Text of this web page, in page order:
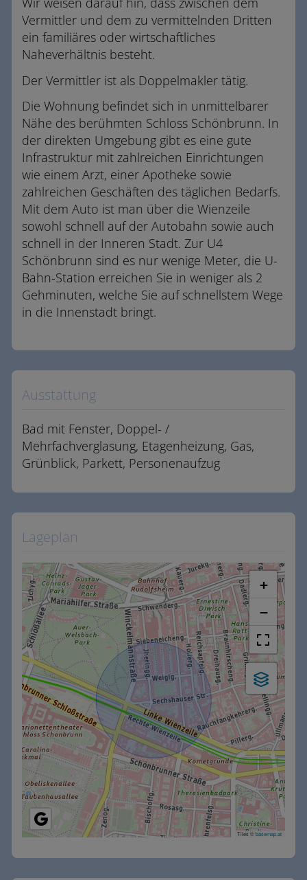
Vermittler und dem zu vermittelnden Dritten
ein familiäres oder wirtschaftliches
Naheverhältnis besteht.
Der Vermittler ist als Doppelmakler tätig.
Die Wohnung befindet sich in unmittelbarer
Nähe des berühmten Schloss Schönbrunn. In
der direkten Umgebung gibt es eine gute
Infrastruktur mit zahlreichen Einrichtungen
wie einem Arzt, einer Apotheke sowie
zahlreichen Geschäften des täglichen Bedarfs.
Mit dem Auto ist man über die Wienzeile
sowohl schnell auf der Autobahn sowie auch
schnell in der Inneren Stadt. Zur U4
Schönbrunn sind es nur wenige Meter, die U-
Bahn-Station erreichen Sie in weniger als 2
Gehminuten, welche Sie auf schnellstem Wege
in die Innenstadt bringt.
Ausstattung
Bad mit Fenster Doppel- /
Mehrfachverglasung Etagenheizung Gas
Grünblick Parkett Personenaufzug
Lageplan
+
−
Tiles ©basemap.at